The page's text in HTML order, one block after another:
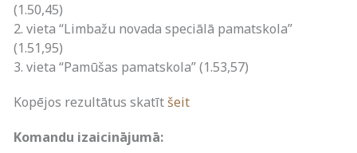
(1.50,45)
2. vieta “Limbažu novada speciālā pamatskola”
(1.51,95)
3. vieta “Pamūšas pamatskola” (1.53,57)
Kopējos rezultātus skatītšeit
Komandu izaicinājumā: